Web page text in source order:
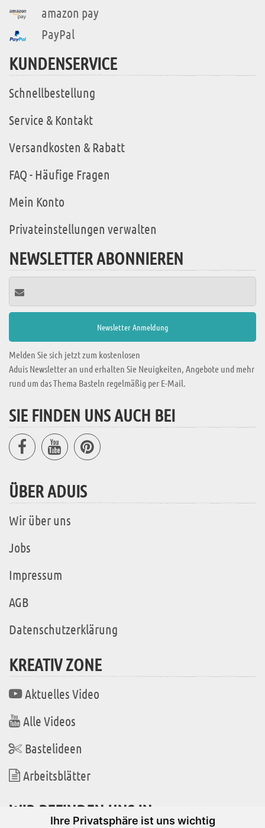
Ihre Privatsphäre ist uns wichtig
amazon pay
PayPal
KUNDENSERVICE
Schnellbestellung
Service & Kontakt
Versandkosten & Rabatt
FAQ - Häufige Fragen
Mein Konto
Privateinstellungen verwalten
NEWSLETTER ABONNIEREN
Melden Sie sich jetzt zum kostenlosen
Aduis Newsletter an und erhalten Sie Neuigkeiten, Angebote und mehr
rund um das Thema Basteln regelmäßig per E-Mail.
SIE FINDEN UNS AUCH BEI
ÜBER ADUIS
Wir über uns
Jobs
Impressum
AGB
Datenschutzerklärung
KREATIV ZONE
Aktuelles Video
Alle Videos
Bastelideen
Arbeitsblätter
WIR BEFINDEN UNS IN